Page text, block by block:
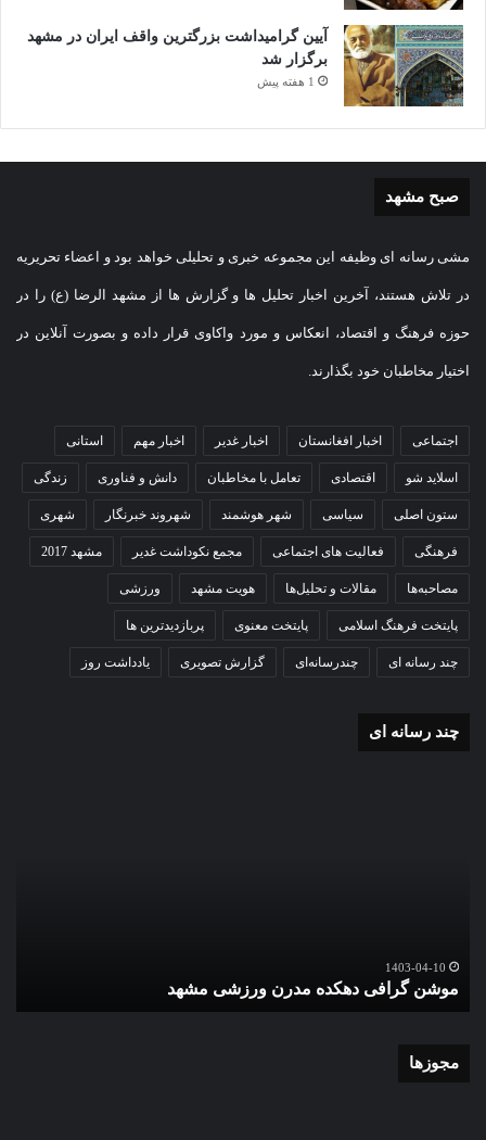
آیین گرامیداشت بزرگترین واقف ایران در مشهد
برگزار شد
1 هفته پیش
صبح مشهد
مشی رسانه ای وظیفه این مجموعه خبری و تحلیلی خواهد بود و اعضاء تحریریه
در تلاش هستند، آخرین اخبار تحلیل ها و گزارش ها از مشهد الرضا (ع) را در
حوزه فرهنگ و اقتصاد، انعکاس و مورد واکاوی قرار داده و بصورت آنلاین در
اختیار مخاطبان خود بگذارند.
اجتماعی اخبار افغانستان اخبار غدیر اخبار مهم استانی
اسلاید شو اقتصادی تعامل با مخاطبان دانش و فناوری زندگی
ستون اصلی سیاسی شهر هوشمند شهروند خبرنگار شهری
فرهنگی فعالیت های اجتماعی مجمع نکوداشت غدیر مشهد 2017
مصاحبه‌ها مقالات و تحلیل‌ها هویت مشهد ورزشی
پایتخت فرهنگ اسلامی پایتخت معنوی پربازدیدترین ها
چند رسانه ای چندرسانه‌ای گزارش تصویری یادداشت روز
چند رسانه ای
1403-04-10
موشن گرافی دهکده مدرن ورزشی مشهد
مجوزها